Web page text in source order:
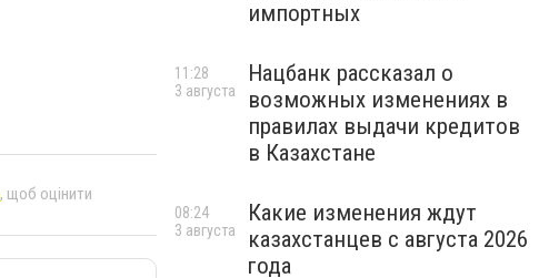
, щоб оцінити
импортных
Нацбанк рассказал о
возможных изменениях в
правилах выдачи кредитов
в Казахстане
11:28
3 августа
Какие изменения ждут
казахстанцев с августа 2026
года
08:24
3 августа